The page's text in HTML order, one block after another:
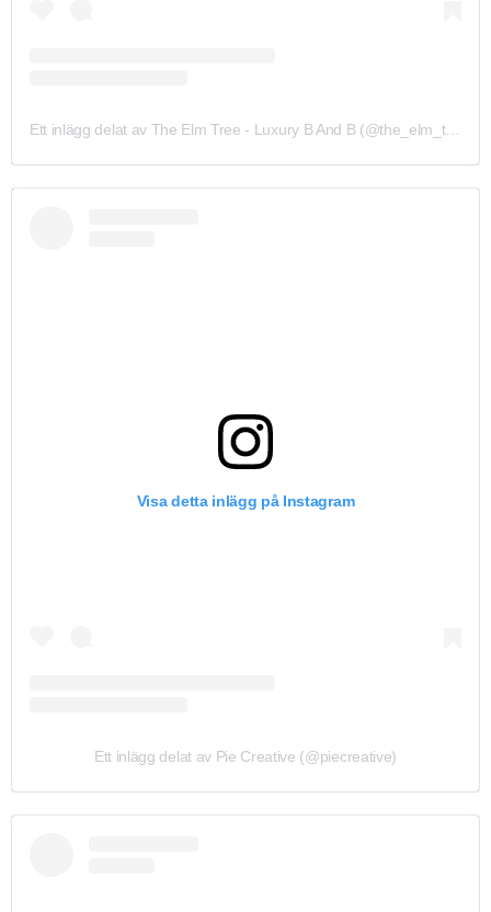
Ett inlägg delat av The Elm Tree - Luxury B And B (@the_elm_tree_hundleby)
Visa detta inlägg på Instagram
Ett inlägg delat av Pie Creative (@piecreative)